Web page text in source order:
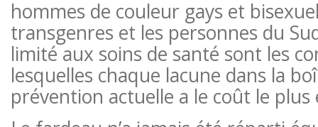
hommes de couleur gays et
transgenres et les personnes du
limité aux soins de santé sont les
lesquelles chaque lacune dans la
prévention actuelle a le coût le plus